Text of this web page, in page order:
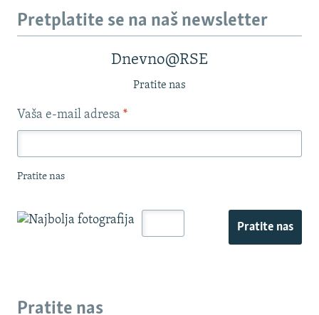
Pretplatite se na naš newsletter
Dnevno@RSE
Pratite nas
Vaša e-mail adresa *
Pratite nas
Pratite nas
Pratite nas